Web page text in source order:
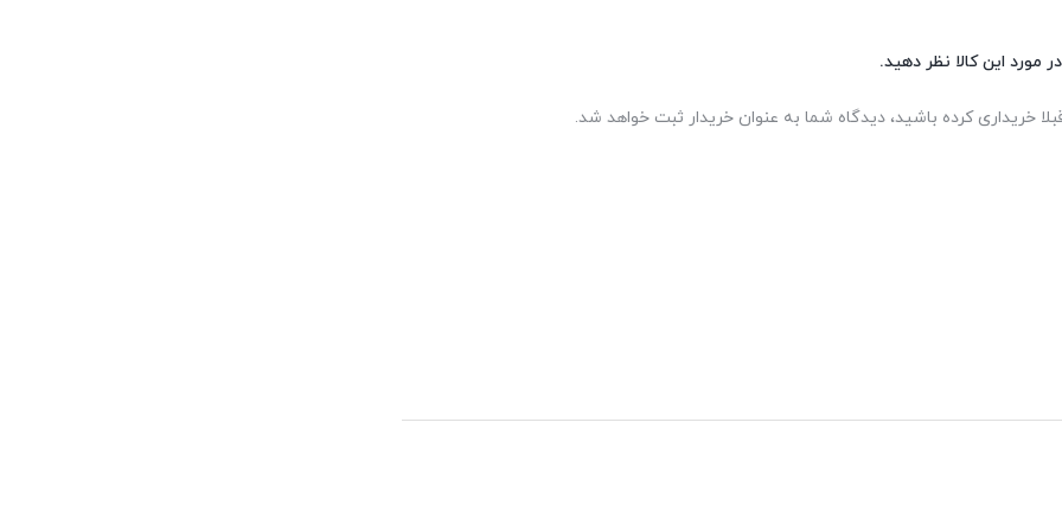
ورشکسته
مورد این کالا نظر دهید.
خریداری کرده باشید، دیدگاه شما به عنوان خریدار ثبت خواهد شد.